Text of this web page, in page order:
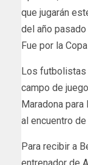
que jugarán
del año
Fue por la
Los futbolistas
campo de
Maradona
al encuentro
Para recibir a